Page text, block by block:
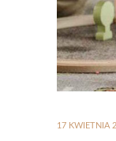
17 KWIETNIA